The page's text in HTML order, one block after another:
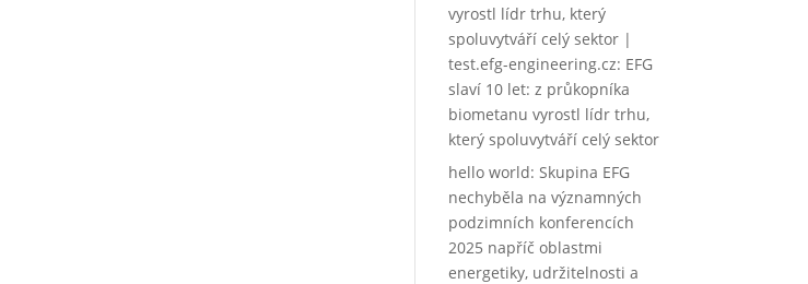
vyrostl lídr trhu, který
spoluvytváří celý sektor |
test.efg-engineering.cz: EFG
slaví 10 let: z průkopníka
biometanu vyrostl lídr trhu,
který spoluvytváří celý sektor
hello world:Skupina EFG
nechyběla na významných
podzimních konferencích
2025 napříč oblastmi
energetiky, udržitelnosti a